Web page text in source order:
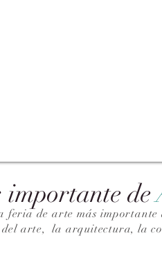
importante de
feria de arte más
del arte,la arquitectura, la